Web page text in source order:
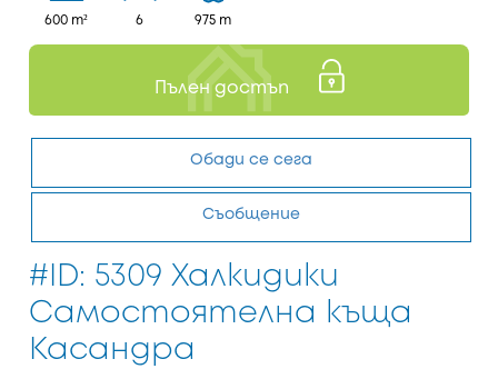
600 m² 6 975 m
Пълен достъп
Обади се сега
Съобщение
#ID: 5309 Халкидики
Самостоятелна къща
Касандра